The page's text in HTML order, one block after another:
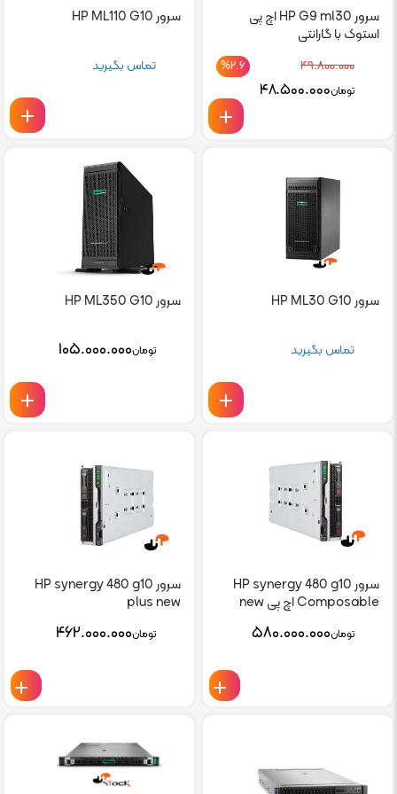
سرور HP G9 ml30 اچ پی
استوک با گارانتی
۴۹.۸۰۰.۰۰۰
Original
price
تومان۴۸.۵۰۰.۰۰۰Current
price
تومان۴۸.۵۰۰.۰۰۰.
%۲.۶
سرور HP ML110 G10
تماس بگیرید
سرور HP ML30 G10
تماس بگیرید
سرور HP ML350 G10
تومان۱۰۵.۰۰۰.۰۰۰
سرور HP synergy 480 g10
Composable اچ پی new
تومان۵۸۰.۰۰۰.۰۰۰
سرور HP synergy 480 g10
plus new
تومان۴۶۲.۰۰۰.۰۰۰